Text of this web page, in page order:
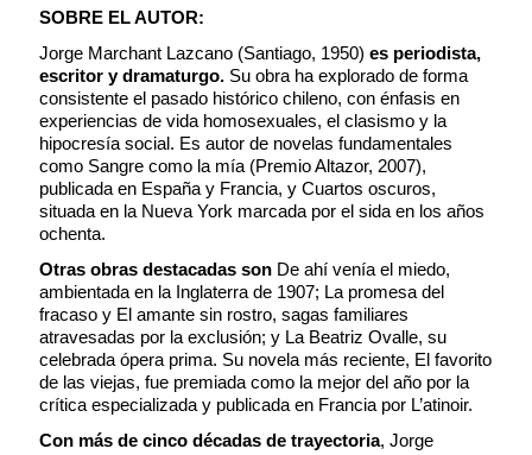
SOBRE EL AUTOR:
Jorge Marchant Lazcano (Santiago, 1950) es periodista,
escritor y dramaturgo. Su obra ha explorado de forma
consistente el pasado histórico chileno, con énfasis en
experiencias de vida homosexuales, el clasismo y la
hipocresía social. Es autor de novelas fundamentales
como Sangre como la mía (Premio Altazor, 2007),
publicada en España y Francia, y Cuartos oscuros,
situada en la Nueva York marcada por el sida en los años
ochenta.
Otras obras destacadas son De ahí venía el miedo,
ambientada en la Inglaterra de 1907; La promesa del
fracaso y El amante sin rostro, sagas familiares
atravesadas por la exclusión; y La Beatriz Ovalle, su
celebrada ópera prima. Su novela más reciente, El favorito
de las viejas, fue premiada como la mejor del año por la
crítica especializada y publicada en Francia por L’atinoir.
Con más de cinco décadas de trayectoria, Jorge